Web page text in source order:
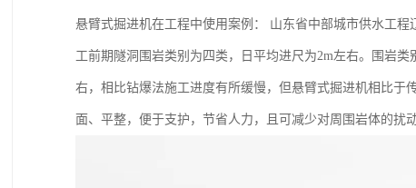
悬臂式掘进机在工程中使用案例： 山东省中部城市供水工
工前期隧洞围岩类别为四类，日平均进尺为2m左右。围岩
右，相比钻爆法施工进度有所缓慢，但悬臂式掘进机相比于
面、平整，便于支护，节省人力，且可减少对周围岩体的扰动